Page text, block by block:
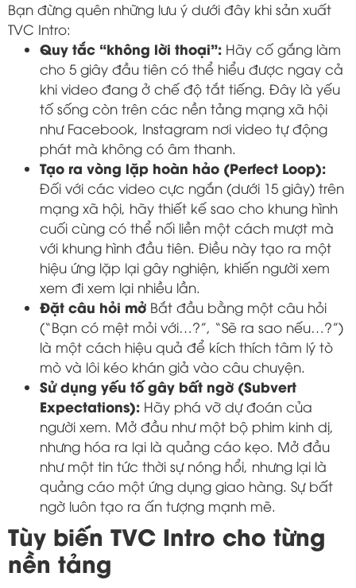
Bạn đừng quên những lưu ý dưới đây khi sản xuất
TVC Intro:
Quy tắc “không lời thoại”: Hãy cố gắng làm
cho 5 giây đầu tiên có thể hiểu được ngay cả
khi video đang ở chế độ tắt tiếng. Đây là yếu
tố sống còn trên các nền tảng mạng xã hội
như Facebook, Instagram nơi video tự động
phát mà không có âm thanh.
Tạo ra vòng lặp hoàn hảo (Perfect Loop):
Đối với các video cực ngắn (dưới 15 giây) trên
mạng xã hội, hãy thiết kế sao cho khung hình
cuối cùng có thể nối liền một cách mượt mà
với khung hình đầu tiên. Điều này tạo ra một
hiệu ứng lặp lại gây nghiện, khiến người xem
xem đi xem lại nhiều lần.
Đặt câu hỏi mở Bắt đầu bằng một câu hỏi
(“Bạn có mệt mỏi với…?”, “Sẽ ra sao nếu…?”)
là một cách hiệu quả để kích thích tâm lý tò
mò và lôi kéo khán giả vào câu chuyện.
Sử dụng yếu tố gây bất ngờ (Subvert
Expectations): Hãy phá vỡ dự đoán của
người xem. Mở đầu như một bộ phim kinh dị,
nhưng hóa ra lại là quảng cáo kẹo. Mở đầu
như một tin tức thời sự nóng hổi, nhưng lại là
quảng cáo một ứng dụng giao hàng. Sự bất
ngờ luôn tạo ra ấn tượng mạnh mẽ.
Tùy biến TVC Intro cho từng
nền tảng